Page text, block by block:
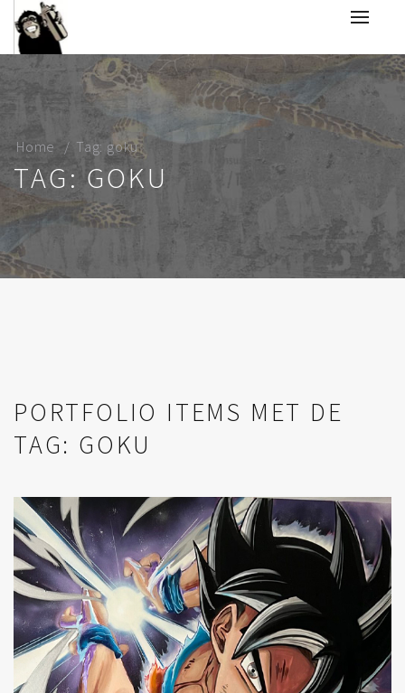
Home Tag: goku
TAG: GOKU
PORTFOLIO ITEMS MET DE
TAG: GOKU